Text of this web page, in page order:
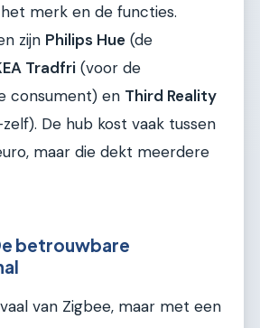
merk en de functies.
zijn Philips Hue (de
Tradfri (voor de
consument) en Third Reality
De hub kost vaak tussen
maar die dekt meerdere
betrouwbare
van Zigbee, maar met een